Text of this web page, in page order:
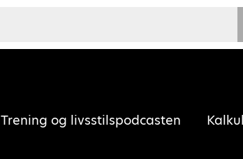
Trening og livsstilspodcasten